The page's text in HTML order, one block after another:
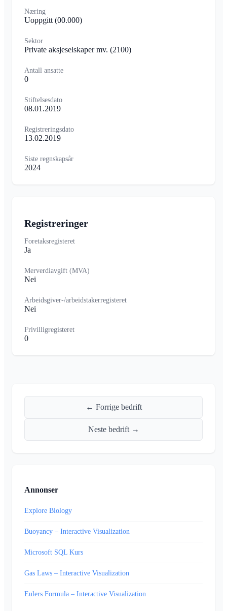
Næring
Uoppgitt (00.000)
Sektor
Private aksjeselskaper mv. (2100)
Antall ansatte
0
Stiftelsesdato
08.01.2019
Registreringsdato
13.02.2019
Siste regnskapsår
2024
Registreringer
Foretaksregisteret
Ja
Merverdiavgift (MVA)
Nei
Arbeidsgiver-/arbeidstakerregisteret
Nei
Frivilligregisteret
0
← Forrige bedrift
Neste bedrift →
Annonser
Explore Biology
Buoyancy – Interactive Visualization
Microsoft SQL Kurs
Gas Laws – Interactive Visualization
Eulers Formula – Interactive Visualization